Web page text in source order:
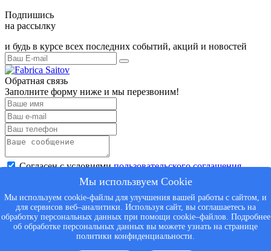
Подпишись
на рассылку
и будь в курсе всех последних событий, акций и новостей
Мы использвуем Cookie
Мы используем cookie-файлы для улучшения вашей работы с сайтом, и
для сервисов веб–аналитики. Используя сайт, вы соглашаетесь на
обработку персональных данных при помощи cookie–файлов. Подробнее
об обработке персональных данных вы можете узнать на странице
политики конфиденциальности.
Обратная связь
Заполните форму ниже и мы перезвоним!
Согласен с условиямипользовательского соглашения
Спасибо за обращение
запрос направлен менеджеру